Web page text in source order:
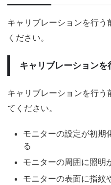
キャリブレーションを行う
ください。
キャリブレーションを
キャリブレーションを行う
てください。
モニターの設定が初期
る
モニターの周囲に照明
モニターの表面に指紋